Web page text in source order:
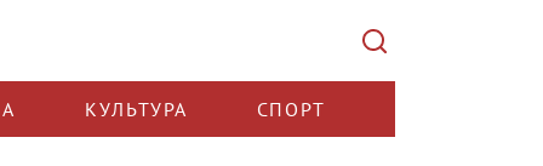
КУЛЬТУРА СПОРТ